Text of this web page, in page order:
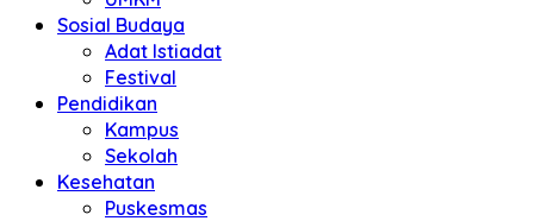
Sosial Budaya
Adat Istiadat
Festival
Pendidikan
Kampus
Sekolah
Kesehatan
Puskesmas